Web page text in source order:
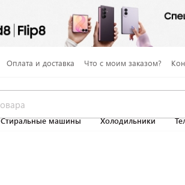
Оплата и доставка Что с моим заказом?
Стиральные машины Холодильники